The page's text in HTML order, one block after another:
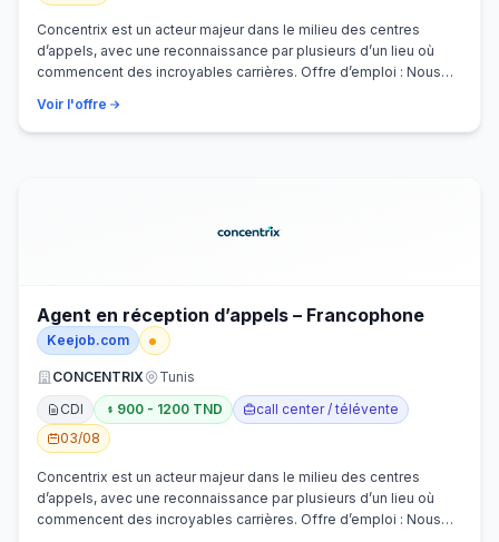
Concentrix est un acteur majeur dans le milieu des centres
d’appels, avec une reconnaissance par plusieurs d’un lieu où
commencent des incroyables carrières. Offre d’emploi : Nous
Voir l'offre
Agent en réception d’appels – Francophone
Keejob.com
CONCENTRIX
Tunis
CDI
900 - 1200 TND
call center / télévente
03/08
Concentrix est un acteur majeur dans le milieu des centres
d’appels, avec une reconnaissance par plusieurs d’un lieu où
commencent des incroyables carrières. Offre d’emploi : Nous